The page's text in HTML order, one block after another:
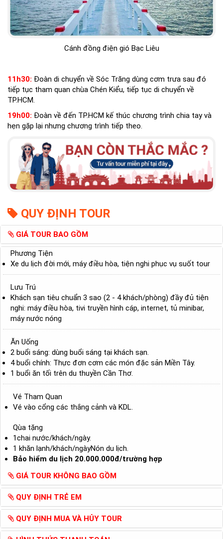
Cánh đồng điện gió Bạc Liêu
11h30: Đoàn di chuyển về Sóc Trăng dùng cơm trưa sau đó
tiếp tục tham quan chùa Chén Kiểu, tiếp tục di chuyển về
TP.HCM.
19h00: Đoàn về đến TP.HCM kế thúc chương trình chia tay và
hẹn gặp lại nhưng chương trình tiếp theo.
QUY ĐỊNH TOUR
GIÁ TOUR BAO GỒM
Phương Tiện
Xe du lịch đời mới, máy điều hòa, tiện nghi phục vụ suốt tour
Lưu Trú
Khách sạn tiêu chuẩn 3 sao (2 - 4 khách/phòng) đầy đủ tiện
nghi: máy điều hòa, tivi truyền hình cáp, internet, tủ minibar,
máy nước nóng
Ăn Uống
2 buổi sáng: dùng buổi sáng tại khách sạn.
4 buổi chính: Thực đơn cơm các món đặc sản Miền Tây.
1 buổi ăn tối trên du thuyền Cần Thơ.
Vé Tham Quan
Vé vào cổng các thắng cảnh và KDL.
Qùa tặng
1chai nước/khách/ngày.
1 khăn lạnh/khách/ngàyNón du lịch.
Bảo hiểm du lịch 20.000.000đ/trường hợp
GIÁ TOUR KHÔNG BAO GỒM
QUY ĐỊNH TRẺ EM
QUY ĐỊNH MUA VÀ HỦY TOUR